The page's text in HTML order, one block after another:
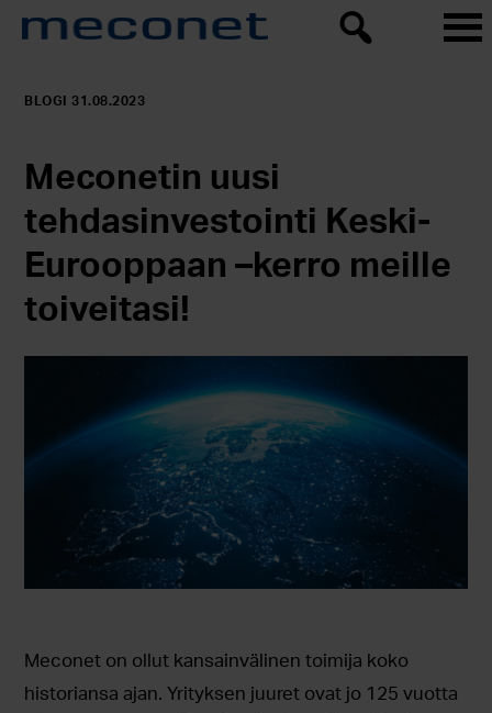
BLOGI 31.08.2023
Meconetin uusi
tehdasinvestointi Keski-
Eurooppaan –kerro meille
toiveitasi!
Meconet on ollut kansainvälinen toimija koko
historiansa ajan. Yrityksen juuret ovat jo 125 vuotta